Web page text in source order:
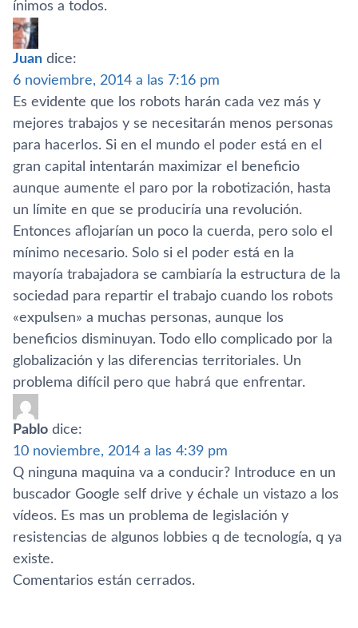
ínimos a todos.
Juan dice:
6 noviembre, 2014 a las 7:16 pm
Es evidente que los robots harán cada vez más y
mejores trabajos y se necesitarán menos personas
para hacerlos. Si en el mundo el poder está en el
gran capital intentarán maximizar el beneficio
aunque aumente el paro por la robotización, hasta
un lí­mite en que se producirí­a una revolución.
Entonces aflojarí­an un poco la cuerda, pero solo el
mí­nimo necesario. Solo si el poder está en la
mayorí­a trabajadora se cambiarí­a la estructura de la
sociedad para repartir el trabajo cuando los robots
«expulsen» a muchas personas, aunque los
beneficios disminuyan. Todo ello complicado por la
globalización y las diferencias territoriales. Un
problema difí­cil pero que habrá que enfrentar.
Pablo dice:
10 noviembre, 2014 a las 4:39 pm
Q ninguna maquina va a conducir? Introduce en un
buscador Google self drive y échale un vistazo a los
ví­deos. Es mas un problema de legislación y
resistencias de algunos lobbies q de tecnologí­a, q ya
existe.
Comentarios están cerrados.